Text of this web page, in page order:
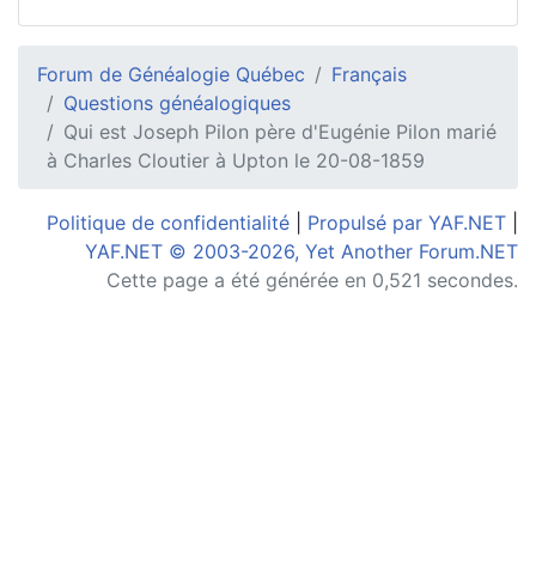
Forum de Généalogie Québec
Français
Questions généalogiques
Qui est Joseph Pilon père d'Eugénie Pilon marié
à Charles Cloutier à Upton le 20-08-1859
Politique de confidentialité Propulsé par YAF.NET
YAF.NET © 2003-2026, Yet Another Forum.NET
Cette page a été générée en 0,521 secondes.